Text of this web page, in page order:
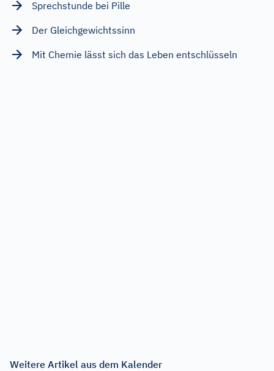
Sprechstunde bei Pille
Der Gleichgewichtssinn
Mit Chemie lässt sich das Leben entschlüsseln
Weitere Artikel aus dem Kalender